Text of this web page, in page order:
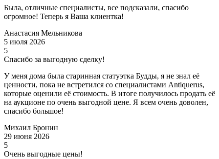
Была, отличные специалисты, все подсказали, спасибо
огромное! Теперь я Ваша клиентка!
Анастасия Мельникова
5 июля 2026
5
Спасибо за выгодную сделку!
У меня дома была старинная статуэтка Будды, я не знал её
ценности, пока не встретился со специалистами Antiquerus,
которые оценили её стоимость. В итоге получилось продать её
на аукционе по очень выгодной цене. Я всем очень доволен,
спасибо большое!
Михаил Бронин
29 июня 2026
5
Очень выгодные цены!